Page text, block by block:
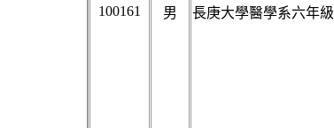
100161 男 長庚大學醫學系六年級